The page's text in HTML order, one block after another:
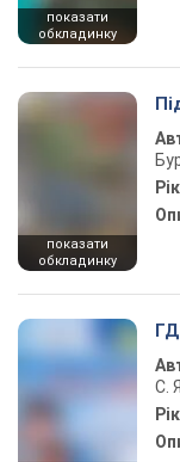
показати
обкладинку
показати
обкладинку
С.